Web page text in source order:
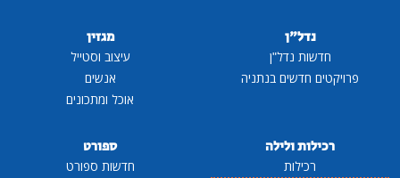
נדל"ן
חדשות נדל"ן
פרויקטים חדשים בנתניה
מגזין
עיצוב וסטייל
אנשים
אוכל ומתכונים
רכילות ולילה
רכילות
ספורט
חדשות ספורט